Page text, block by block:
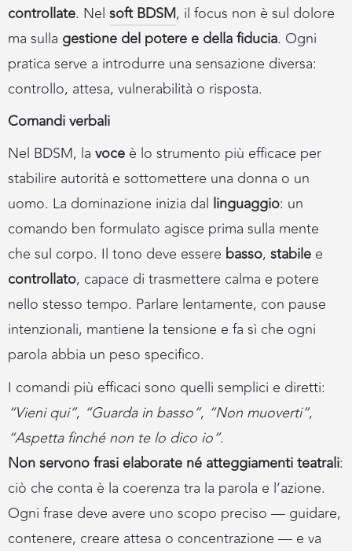
controllate. Nel soft BDSM, il focus non è sul dolore
ma sulla gestione del potere e della fiducia. Ogni
pratica serve a introdurre una sensazione diversa:
controllo, attesa, vulnerabilità o risposta.
Comandi verbali
Nel BDSM, la voce è lo strumento più efficace per
stabilire autorità e sottomettere una donna o un
uomo. La dominazione inizia dal linguaggio: un
comando ben formulato agisce prima sulla mente
che sul corpo. Il tono deve essere basso, stabile e
controllato, capace di trasmettere calma e potere
nello stesso tempo. Parlare lentamente, con pause
intenzionali, mantiene la tensione e fa sì che ogni
parola abbia un peso specifico.
I comandi più efficaci sono quelli semplici e diretti:
“Vieni qui”, “Guarda in basso”, “Non muoverti”,
“Aspetta finché non te lo dico io”.
Non servono frasi elaborate né atteggiamenti teatrali:
ciò che conta è la coerenza tra la parola e l’azione.
Ogni frase deve avere uno scopo preciso — guidare,
contenere, creare attesa o concentrazione — e va